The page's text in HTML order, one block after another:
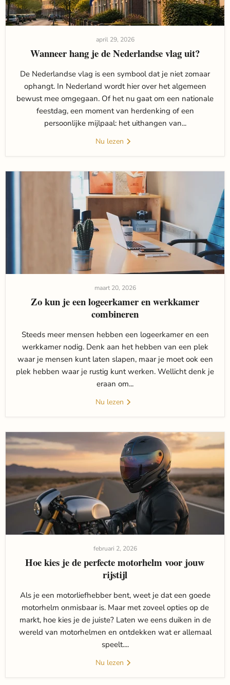
april 29, 2026
Wanneer hang je de Nederlandse vlag uit?
De Nederlandse vlag is een symbool dat je niet zomaar
ophangt. In Nederland wordt hier over het algemeen
bewust mee omgegaan. Of het nu gaat om een nationale
feestdag, een moment van herdenking of een
persoonlijke mijlpaal: het uithangen van...
Nu lezen
maart 20, 2026
Zo kun je een logeerkamer en werkkamer
combineren
Steeds meer mensen hebben een logeerkamer en een
werkkamer nodig. Denk aan het hebben van een plek
waar je mensen kunt laten slapen, maar je moet ook een
plek hebben waar je rustig kunt werken. Wellicht denk je
eraan om...
Nu lezen
februari 2, 2026
Hoe kies je de perfecte motorhelm voor jouw
rijstijl
Als je een motorliefhebber bent, weet je dat een goede
motorhelm onmisbaar is. Maar met zoveel opties op de
markt, hoe kies je de juiste? Laten we eens duiken in de
wereld van motorhelmen en ontdekken wat er allemaal
speelt....
Nu lezen